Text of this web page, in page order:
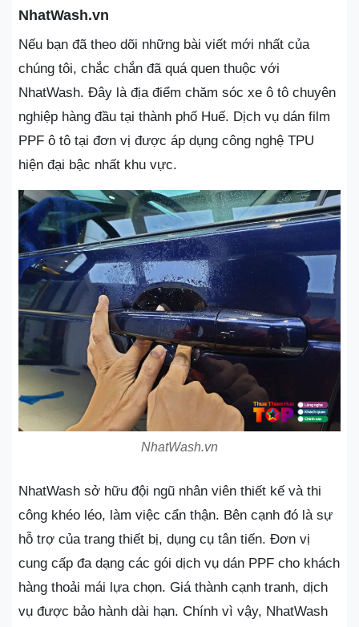
NhatWash.vn
Nếu bạn đã theo dõi những bài viết mới nhất của
chúng tôi, chắc chắn đã quá quen thuộc với
NhatWash. Đây là địa điểm chăm sóc xe ô tô chuyên
nghiệp hàng đầu tại thành phố Huế. Dịch vụ dán film
PPF ô tô tại đơn vị được áp dụng công nghệ TPU
hiện đại bậc nhất khu vực.
NhatWash.vn
NhatWash sở hữu đội ngũ nhân viên thiết kế và thi
công khéo léo, làm việc cẩn thận. Bên cạnh đó là sự
hỗ trợ của trang thiết bị, dụng cụ tân tiến. Đơn vị
cung cấp đa dạng các gói dịch vụ dán PPF cho khách
hàng thoải mái lựa chọn. Giá thành cạnh tranh, dịch
vụ được bảo hành dài hạn. Chính vì vậy, NhatWash